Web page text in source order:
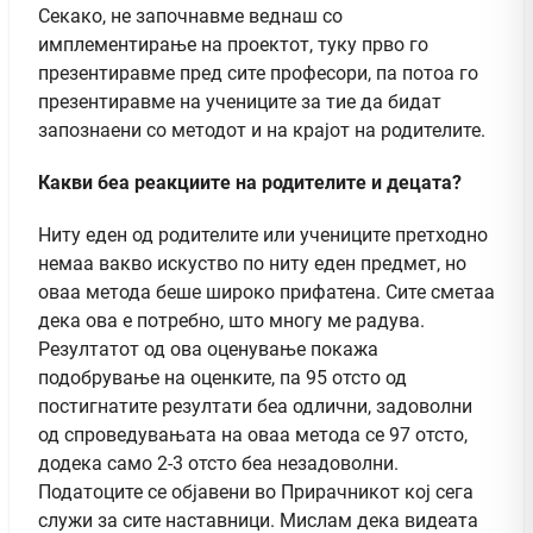
Секако, не започнавме веднаш со
имплементирање на проектот, туку прво го
презентиравме пред сите професори, па потоа го
презентиравме на учениците за тие да бидат
запознаени со методот и на крајот на родителите.
Какви беа реакциите на родителите и децата?
Ниту еден од родителите или учениците претходно
немаа вакво искуство по ниту еден предмет, но
оваа метода беше широко прифатена. Сите сметаа
дека ова е потребно, што многу ме радува.
Резултатот од ова оценување покажа
подобрување на оценките, па 95 отсто од
постигнатите резултати беа одлични, задоволни
од спроведувањата на оваа метода се 97 отсто,
додека само 2-3 отсто беа незадоволни.
Податоците се објавени во Прирачникот кој сега
служи за сите наставници. Мислам дека видеата